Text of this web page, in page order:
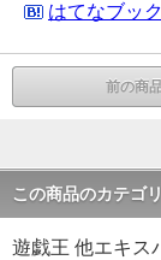
はてなブッ
前の商
この商品のカテゴ
遊戯王 他エキス